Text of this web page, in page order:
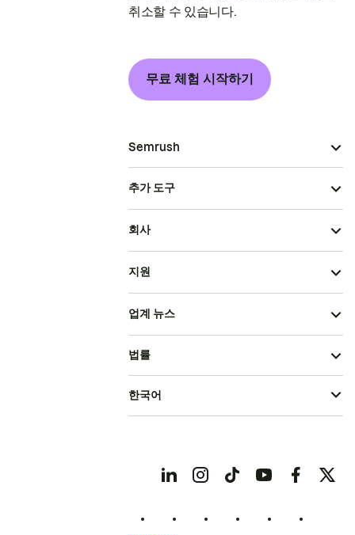
취소할 수 있습니다.
무료 체험 시작하기
Semrush
추가 도구
회사
지원
업계 뉴스
법률
한국어